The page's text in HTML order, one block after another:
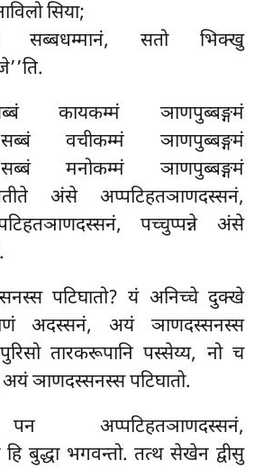
सिया;
सब्बधम्मानं, सतो भिक्खु
कायकम्मं ञाणपुब्बङ्गमं
सब्बं वचीकम्मं ञाणपुब्बङ्गमं
सब्बं मनोकम्मं ञाणपुब्बङ्गमं
अंसे अप्पटिहतञाणदस्सनं,
पच्चुप्पन्ने अंसे
पटिघातो? यं अनिच्चे दुक्खे
अदस्सनं, अयं ञाणदस्सनस्स
तारकरूपानि पस्सेय्य, नो च
ञाणदस्सनस्स पटिघातो.
अप्पटिहतञाणदस्सनं,
बुद्धा भगवन्तो. तत्थ सेखेन द्वीसु